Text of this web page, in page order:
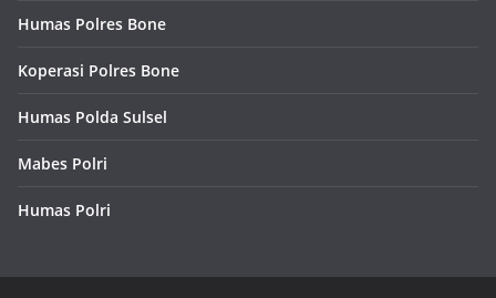
Humas Polres Bone
Koperasi Polres Bone
Humas Polda Sulsel
Mabes Polri
Humas Polri